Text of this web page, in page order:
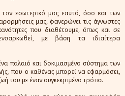
εσωτερικό μας εαυτό, όσο και των
μας, φανερώνει τις άγνωστες
που διαθέτουμε, όπως και σε
με βάση τα ιδιαίτερα
παλαιό και δοκιμασμένο σύστημα των
που ο καθένας μπορεί να εφαρμόσει,
του με έναν συγκεκριμένο τρόπο.